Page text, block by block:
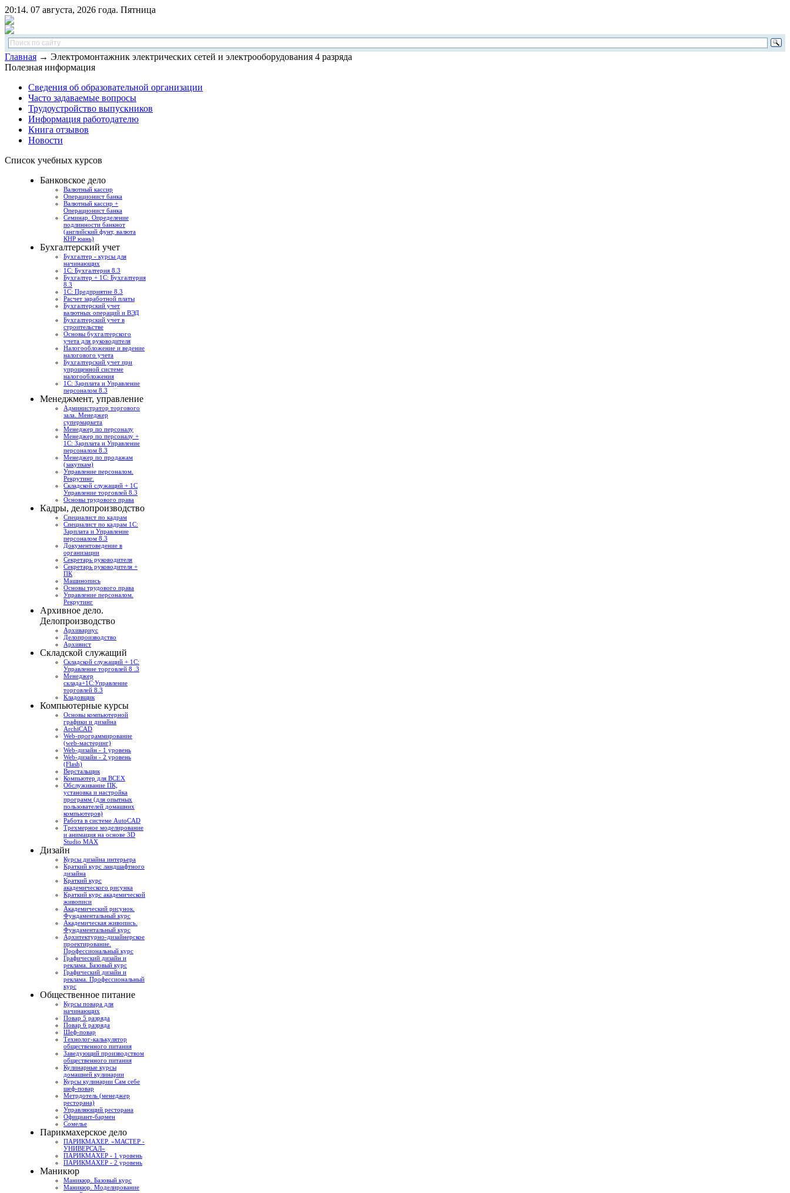
20:14. 07 августа, 2026 года. Пятница
Главная → Электромонтажник электрических сетей и электрооборудования 4 разряда
Полезная информация
Сведения об образовательной организации
Часто задаваемые вопросы
Трудоустройство выпускников
Информация работодателю
Книга отзывов
Новости
Список учебных курсов
Банковское дело
Валютный кассир
Операционист банка
Валютный кассир +
Операционист банка
Семинар. Определение
подлинности банкнот
(английский фунт, валюта
КНР юань)
Бухгалтерский учет
Бухгалтер - курсы для
начинающих
1С: Бухгалтерия 8.3
Бухгалтер + 1С: Бухгалтерия
8.3
1С: Предприятие 8.3
Расчет заработной платы
Бухгалтерский учет
валютных операций и ВЭД
Бухгалтерский учет в
строительстве
Основы бухгалтерского
учета для руководителя
Налогообложение и ведение
налогового учета
Бухгалтерский учет при
упрощенной системе
налогообложения
1С: Зарплата и Управление
персоналом 8.3
Менеджмент, управление
Администратор торгового
зала. Менеджер
супермаркета
Менеджер по персоналу
Менеджер по персоналу +
1С: Зарплата и Управление
персоналом 8.3
Менеджер по продажам
(закупкам)
Управление персоналом.
Рекрутинг.
Складской служащий + 1С
Управление торговлей 8.3
Основы трудового права
Кадры, делопроизводство
Специалист по кадрам
Специалист по кадрам 1С:
Зарплата и Управление
персоналом 8.3
Документоведение в
организации
Секретарь руководителя
Секретарь руководителя +
ПК
Машинопись
Основы трудового права
Управление персоналом.
Рекрутинг
Архивное дело.
Делопроизводство
Архивариус
Делопроизводство
Архивист
Складской служащий
Складской служащий + 1С:
Управление торговлей 8 .3
Менеджер
склада+1С:Управление
торговлей 8.3
Кладовщик
Компьютерные курсы
Основы компьютерной
графики и дизайна
ArchiCAD
Web-программирование
(web-мастеринг)
Web-дизайн - 1 уровень
Web-дизайн - 2 уровень
(Flash)
Верстальщик
Компьютер для ВСЕХ
Обслуживание ПК,
установка и настройка
программ (для опытных
пользователей домашних
компьютеров)
Работа в системе AutoCAD
Трехмерное моделирование
и анимация на основе 3D
Studio MAX
Дизайн
Курсы дизайна интерьера
Краткий курс ландшафтного
дизайна
Краткий курс
академического рисунка
Краткий курс академической
живописи
Академический рисунок.
Фундаментальный курс
Академическая живопись.
Фундаментальный курс
Архитектурно-дизайнерское
проектирование.
Профессиональный курс
Графический дизайн и
реклама. Базовый курс
Графический дизайн и
реклама. Профессиональный
курс
Общественное питание
Курсы повара для
начинающих
Повар 5 разряда
Повар 6 разряда
Шеф-повар
Технолог-калькулятор
общественного питания
Заведующий производством
общественного питания
Кулинарные курсы
домашней кулинарии
Курсы кулинарии Сам себе
шеф-повар
Метрдотель (менеджер
ресторана)
Управляющий ресторана
Официант-бармен
Сомелье
Парикмахерское дело
ПАРИКМАХЕР. «МАСТЕР -
УНИВЕРСАЛ»
ПАРИКМАХЕР - 1 уровень
ПАРИКМАХЕР - 2 уровень
Маникюр
Маникюр. Базовый курс
Маникюр. Моделирование